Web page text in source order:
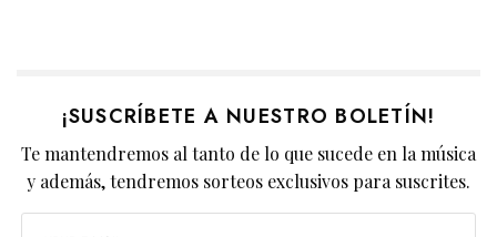
¡SUSCRÍBETE A NUESTRO BOLETÍN!
Te mantendremos al tanto de lo que sucede en la música
y además, tendremos sorteos exclusivos para suscrites.